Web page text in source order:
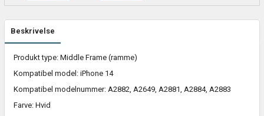
Beskrivelse
Produkt type: Middle Frame (ramme)
Kompatibel model: iPhone 14
Kompatibel modelnummer: A2882, A2649, A2881, A2884, A2883
Farve: Hvid